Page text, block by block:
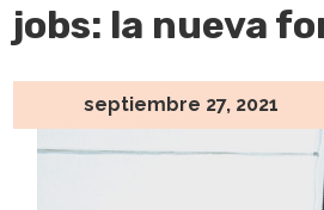
jobs: la nueva
septiembre 27, 2021